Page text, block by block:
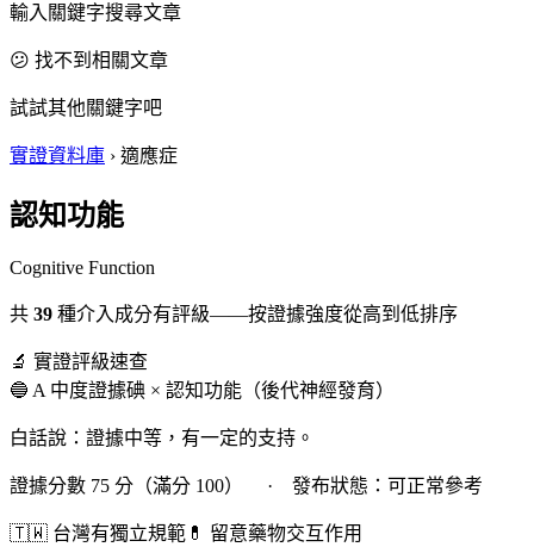
輸入關鍵字搜尋文章
😕 找不到相關文章
試試其他關鍵字吧
實證資料庫 › 適應症
認知功能
Cognitive Function
共 39 種介入成分有評級——按證據強度從高到低排序
🔬 實證評級速查
🔵 A 中度證據碘 × 認知功能（後代神經發育）
白話說：證據中等，有一定的支持。
證據分數 75 分（滿分 100） · 發布狀態：可正常參考
🇹🇼 台灣有獨立規範 💊 留意藥物交互作用